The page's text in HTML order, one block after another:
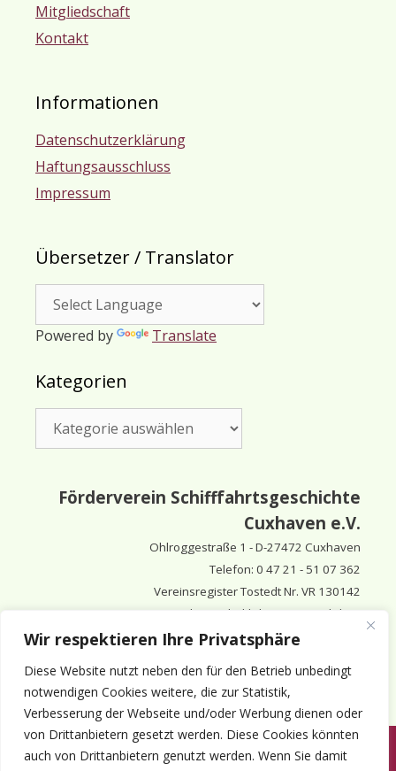
Wir respektieren Ihre Privatsphäre
Diese Website nutzt neben den für den Betrieb unbedingt
notwendigen Cookies weitere, die zur Statistik,
Verbesserung der Webseite und/oder Werbung dienen oder
von Drittanbietern gesetzt werden. Diese Cookies könnten
auch von Drittanbietern genutzt werden. Wenn Sie damit
Mitgliedschaft
Kontakt
Informationen
Datenschutzerklärung
Haftungsausschluss
Impressum
Übersetzer / Translator
Powered by Translate
Kategorien
Förderverein Schifffahrtsgeschichte
Cuxhaven e.V.
Ohlroggestraße 1 - D-27472 Cuxhaven
Telefon: 0 47 21 - 51 07 362
Vereinsregister Tostedt Nr. VR 130142
Vorsitzender & inhaltlich Verantwortlicher:
Horst Huthsfeldt
Stellv. Vorsitzender: Eberhard Hewicker
Anmelden Aktuelles Termine Mitgliedschaft Kontakt